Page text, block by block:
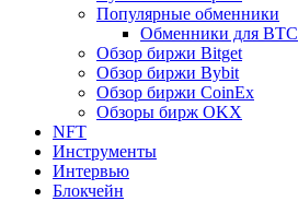
Популярные обменники
Обменники для BTC
Обзор биржи Bitget
Обзор биржи Bybit
Обзор биржи CoinEx
Обзоры бирж OKX
NFT
Инструменты
Интервью
Блокчейн